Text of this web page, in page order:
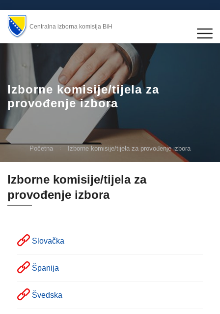
Centralna izborna komisija BiH
Izborne komisije/tijela za
provođenje izbora
Početna Izborne komisije/tijela za provođenje izbora
Izborne komisije/tijela za
provođenje izbora
Slovačka
Španija
Švedska